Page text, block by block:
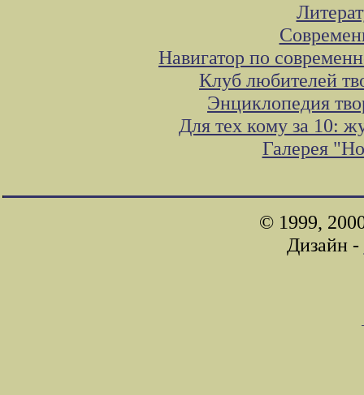
Навигатор по
Клуб любителей
Энциклопедия
Для тех кому за 10:
Галерея
© 1999,
Дизайн -